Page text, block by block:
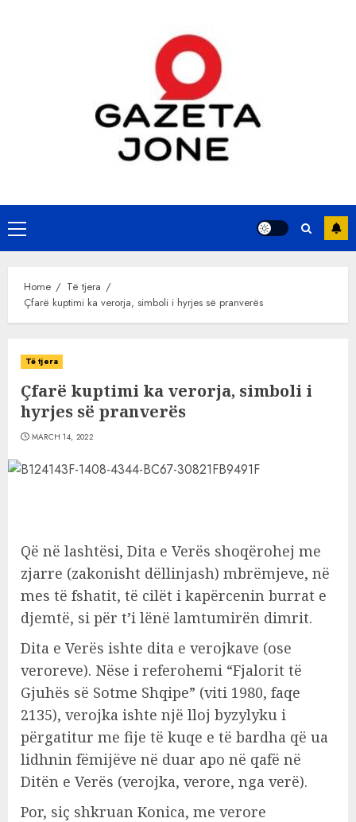
Primary
Menu
Home
Të tjera
Çfarë kuptimi ka verorja, simboli i hyrjes së pranverës
Të tjera
Çfarë kuptimi ka verorja, simboli i
hyrjes së pranverës
MARCH 14, 2022
Që në lashtësi, Dita e Verës shoqërohej me
zjarre (zakonisht dëllinjash) mbrëmjeve, në
mes të fshatit, të cilët i kapërcenin burrat e
djemtë, si për t’i lënë lamtumirën dimrit.
Dita e Verës ishte dita e verojkave (ose
veroreve). Nëse i referohemi “Fjalorit të
Gjuhës së Sotme Shqipe” (viti 1980, faqe
2135), verojka ishte një lloj byzylyku i
përgatitur me fije të kuqe e të bardha që ua
lidhnin fëmijëve në duar apo në qafë në
Ditën e Verës (verojka, verore, nga verë).
Por, siç shkruan Konica, me verore